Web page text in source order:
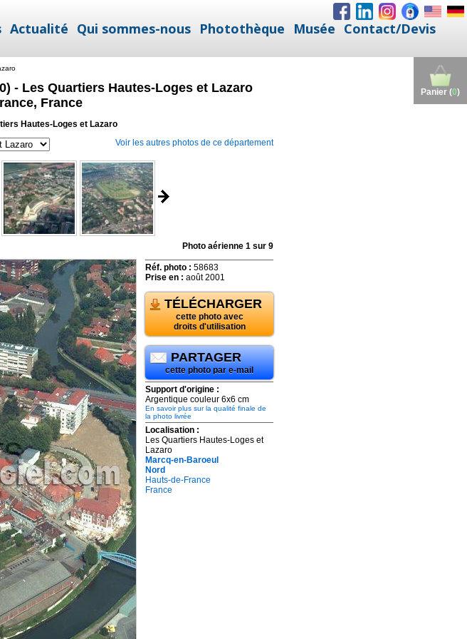
Actualité Qui sommes-nous Photothèque Musée Contact/Devis